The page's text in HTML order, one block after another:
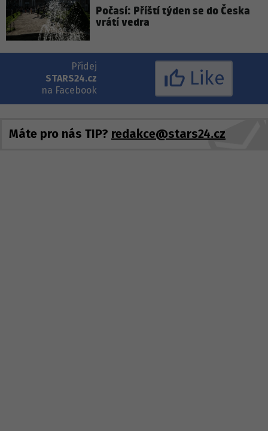
Počasí: Příští týden se do Česka
vrátí vedra
Přidej
STARS24.cz
na Facebook
Like
Máte pro nás TIP? redakce@stars24.cz